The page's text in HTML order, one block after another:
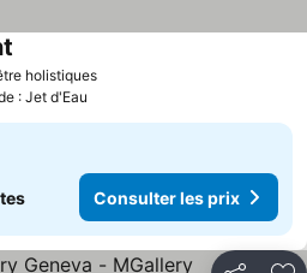
holistiques
: Jet d'Eau
Consulter les prix